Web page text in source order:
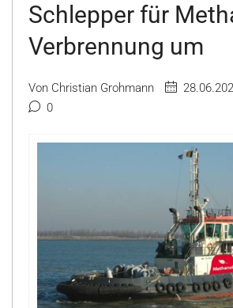
Schlepper für
Verbrennung um
Von Christian Grohmann
0